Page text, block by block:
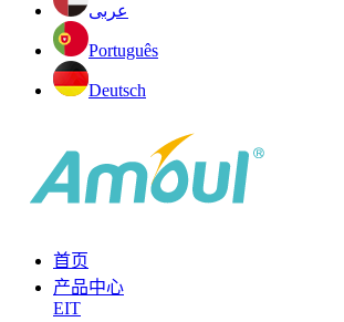
عربى
Português
Deutsch
首页
产品中心
EIT